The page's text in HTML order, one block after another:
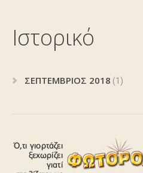
Ιστορικό
ΣΕΠΤΈΜΒΡΙΟΣ 2018 (1)